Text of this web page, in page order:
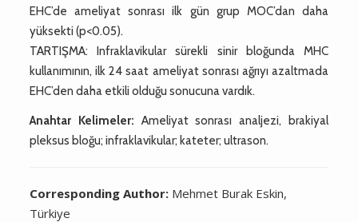
EHC’de ameliyat sonrası ilk gün grup MOC’dan daha
yüksekti (p<0.05).
TARTIŞMA: Infraklavikular sürekli sinir bloğunda MHC
kullanımının, ilk 24 saat ameliyat sonrası ağrıyı azaltmada
EHC’den daha etkili olduğu sonucuna vardık.
Anahtar Kelimeler: Ameliyat sonrası analjezi, brakiyal
pleksus bloğu; infraklavikular; kateter; ultrason.
Corresponding Author: Mehmet Burak Eskin,
Türkiye